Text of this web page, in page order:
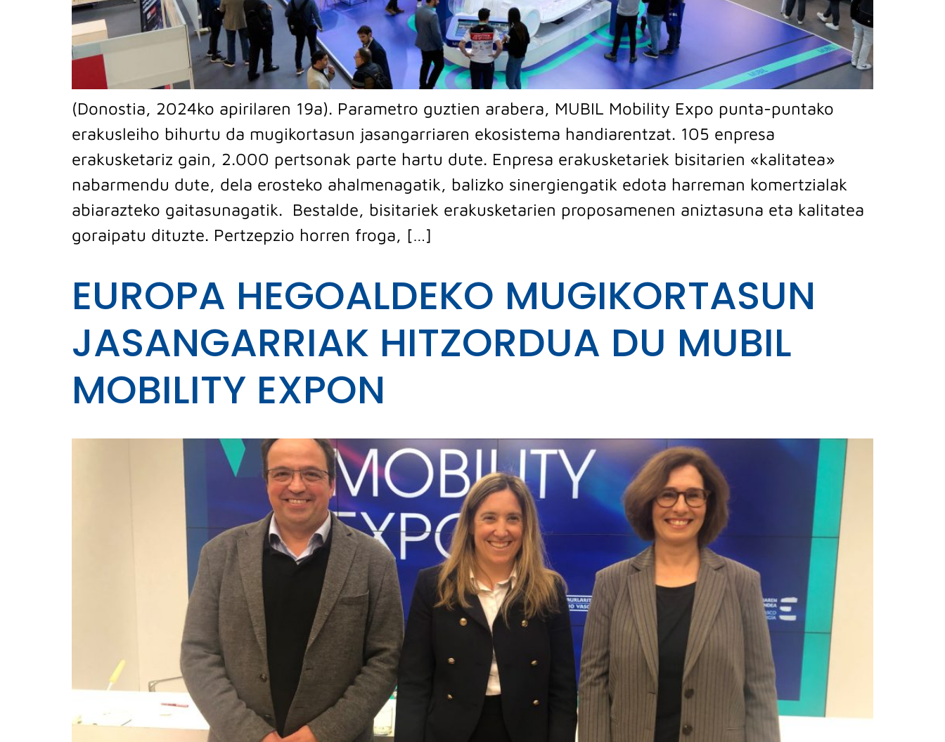
(Donostia, 2024ko apirilaren 19a). Parametro guztien arabera, MUBIL Mobility Expo punta-puntako
erakusleiho bihurtu da mugikortasun jasangarriaren ekosistema handiarentzat. 105 enpresa
erakusketariz gain, 2.000 pertsonak parte hartu dute. Enpresa erakusketariek bisitarien «kalitatea»
nabarmendu dute, dela erosteko ahalmenagatik, balizko sinergiengatik edota harreman komertzialak
abiarazteko gaitasunagatik. Bestalde, bisitariek erakusketarien proposamenen aniztasuna eta kalitatea
goraipatu dituzte. Pertzepzio horren froga, […]
EUROPA HEGOALDEKO MUGIKORTASUN
JASANGARRIAK HITZORDUA DU MUBIL
MOBILITY EXPON